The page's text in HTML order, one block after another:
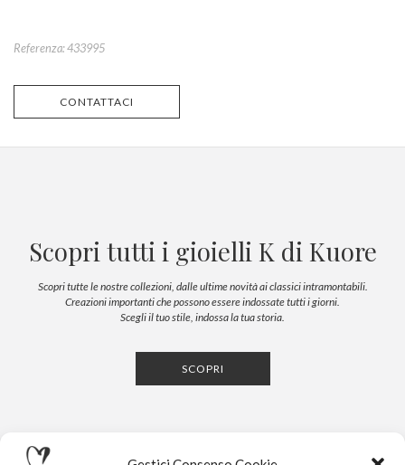
Referenza: 433995
CONTATTACI
Scopri tutti i gioielli K di Kuore
Scopri tutte le nostre collezioni, dalle ultime novità ai classici intramontabili.
Creazioni importanti che possono essere indossate tutti i giorni.
Scegli il tuo stile, indossa la tua storia.
SCOPRI